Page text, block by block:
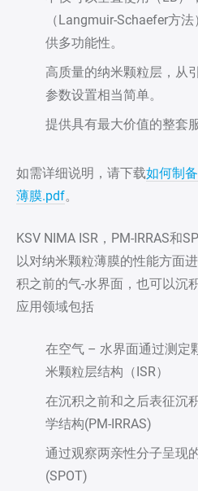
（Langmuir-Schaefer方
供多功能性。
高质量的纳米颗粒层，从
参数设置相当简单。
提供具有最大价值的整套服
如需详细说明，请下载如何制
薄膜.pdf。
KSV NIMA ISR，PM-IRRAS和
以对纳米颗粒薄膜的性能方面
积之前的气-水界面，也可以沉
应用领域包括
在空气 – 水界面通过测定
米颗粒层结构（ISR）
在沉积之前和之后表征沉
学结构(PM-IRRAS)
通过观察两亲性分子呈现
(SPOT)